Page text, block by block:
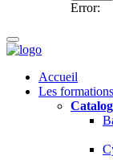
Error:
Accueil
Les formations